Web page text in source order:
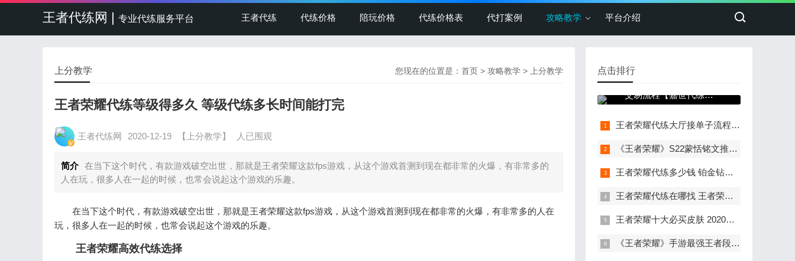
王者代练网 | 专业代练服务平台 王者代练 代练价格 陪玩价格 代练价格表 代打案例 攻略教学 平台介绍
您现在的位置是： 首页 > 攻略教学 > 上分教学
上分教学
王者荣耀代练等级得多久 等级代练多长时间能打完
王者代练网 2020-12-19 【上分教学】 人已围观
简介 在当下这个时代，有款游戏破空出世，那就是王者荣耀这款fps游戏，从这个游戏首测到现在都非常的火爆，有非常多的
人在玩，很多人在一起的时候，也常会说起这个游戏的乐趣。
在当下这个时代，有款游戏破空出世，那就是王者荣耀这款fps游戏，从这个游戏首测到现在都非常的火爆，有非常多的人在
玩，很多人在一起的时候，也常会说起这个游戏的乐趣。
王者荣耀高效代练选择
点击排行
王者荣耀代练平台支付
交易流程【嘉世代练工
作室】
王者荣耀代练大厅接单子流程以及接单细节
《王者荣耀》S22蒙恬铭文推荐 赛季符文最强出装
王者荣耀代练多少钱 铂金钻石段位一颗星多少钱
王者荣耀代练在哪找 王者荣耀优质代练在哪里找
王者荣耀十大必买皮肤 2020王者荣耀十大必买皮肤有哪些
《王者荣耀》手游最强王者段位代练每星多少钱